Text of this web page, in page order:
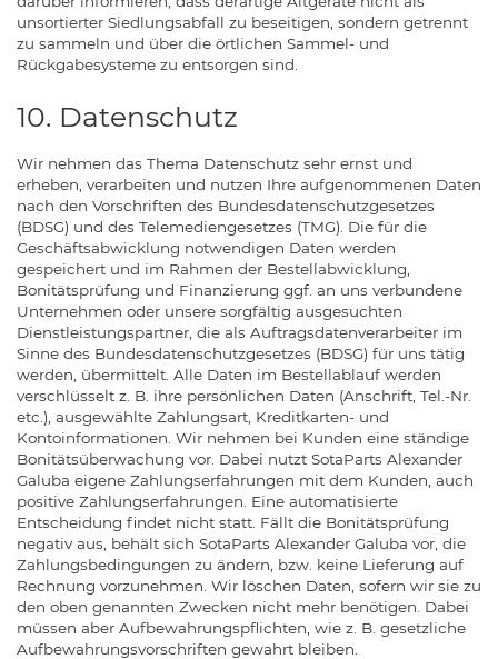
unsortierter Siedlungsabfall zu beseitigen, sondern getrennt
zu sammeln und über die örtlichen Sammel- und
Rückgabesysteme zu entsorgen sind.
10. Datenschutz
Wir nehmen das Thema Datenschutz sehr ernst und
erheben, verarbeiten und nutzen Ihre aufgenommenen Daten
nach den Vorschriften des Bundesdatenschutzgesetzes
(BDSG) und des Telemediengesetzes (TMG). Die für die
Geschäftsabwicklung notwendigen Daten werden
gespeichert und im Rahmen der Bestellabwicklung,
Bonitätsprüfung und Finanzierung ggf. an uns verbundene
Unternehmen oder unsere sorgfältig ausgesuchten
Dienstleistungspartner, die als Auftragsdatenverarbeiter im
Sinne des Bundesdatenschutzgesetzes (BDSG) für uns tätig
werden, übermittelt. Alle Daten im Bestellablauf werden
verschlüsselt z. B. ihre persönlichen Daten (Anschrift, Tel.-Nr.
etc.), ausgewählte Zahlungsart, Kreditkarten- und
Kontoinformationen. Wir nehmen bei Kunden eine ständige
Bonitätsüberwachung vor. Dabei nutzt SotaParts Alexander
Galuba eigene Zahlungserfahrungen mit dem Kunden, auch
positive Zahlungserfahrungen. Eine automatisierte
Entscheidung findet nicht statt. Fällt die Bonitätsprüfung
negativ aus, behält sich SotaParts Alexander Galuba vor, die
Zahlungsbedingungen zu ändern, bzw. keine Lieferung auf
Rechnung vorzunehmen. Wir löschen Daten, sofern wir sie zu
den oben genannten Zwecken nicht mehr benötigen. Dabei
müssen aber Aufbewahrungspflichten, wie z. B. gesetzliche
Aufbewahrungsvorschriften gewahrt bleiben.